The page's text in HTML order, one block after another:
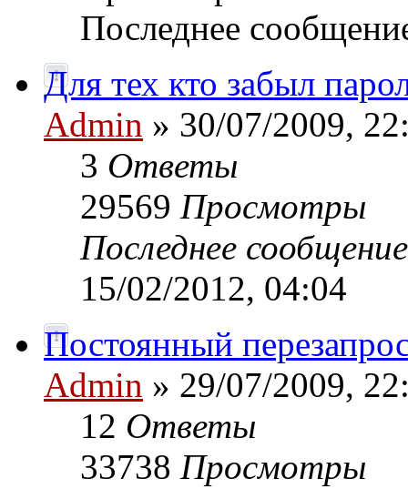
Последнее
Для тех кто забыл
Admin » 30/07/2009,
3 Ответы
29569 Просмотры
Последнее
15/02/2012, 04:04
Постоянный
Admin » 29/07/2009,
12 Ответы
33738 Просмотры